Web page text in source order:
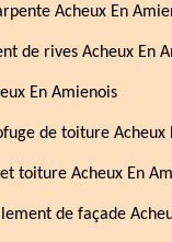
Acheux En
de rives Acheux En
En Amienois
de toiture Acheux
toiture Acheux En
de façade